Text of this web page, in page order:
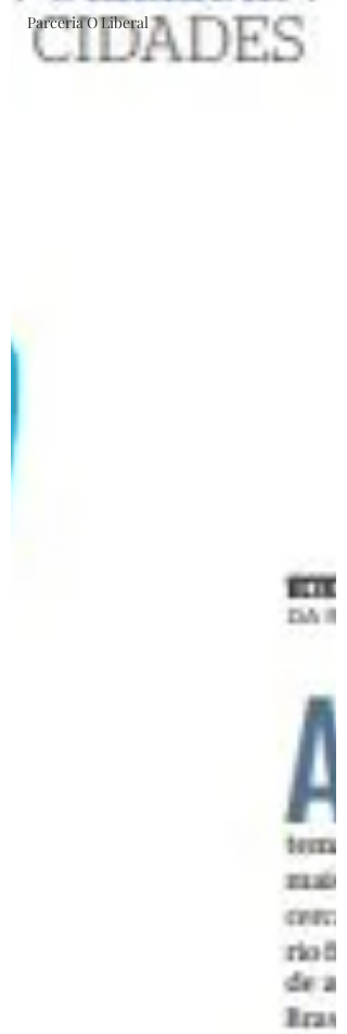
Parceria O Liberal